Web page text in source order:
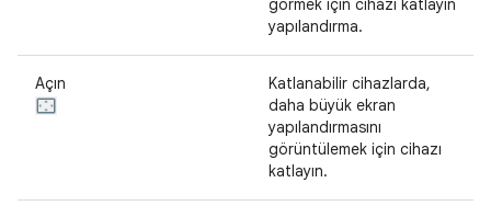
görmek için cihazı katlayın
yapılandırma.
Açın
Katlanabilir cihazlarda,
daha büyük ekran
yapılandırmasını
görüntülemek için cihazı
katlayın.